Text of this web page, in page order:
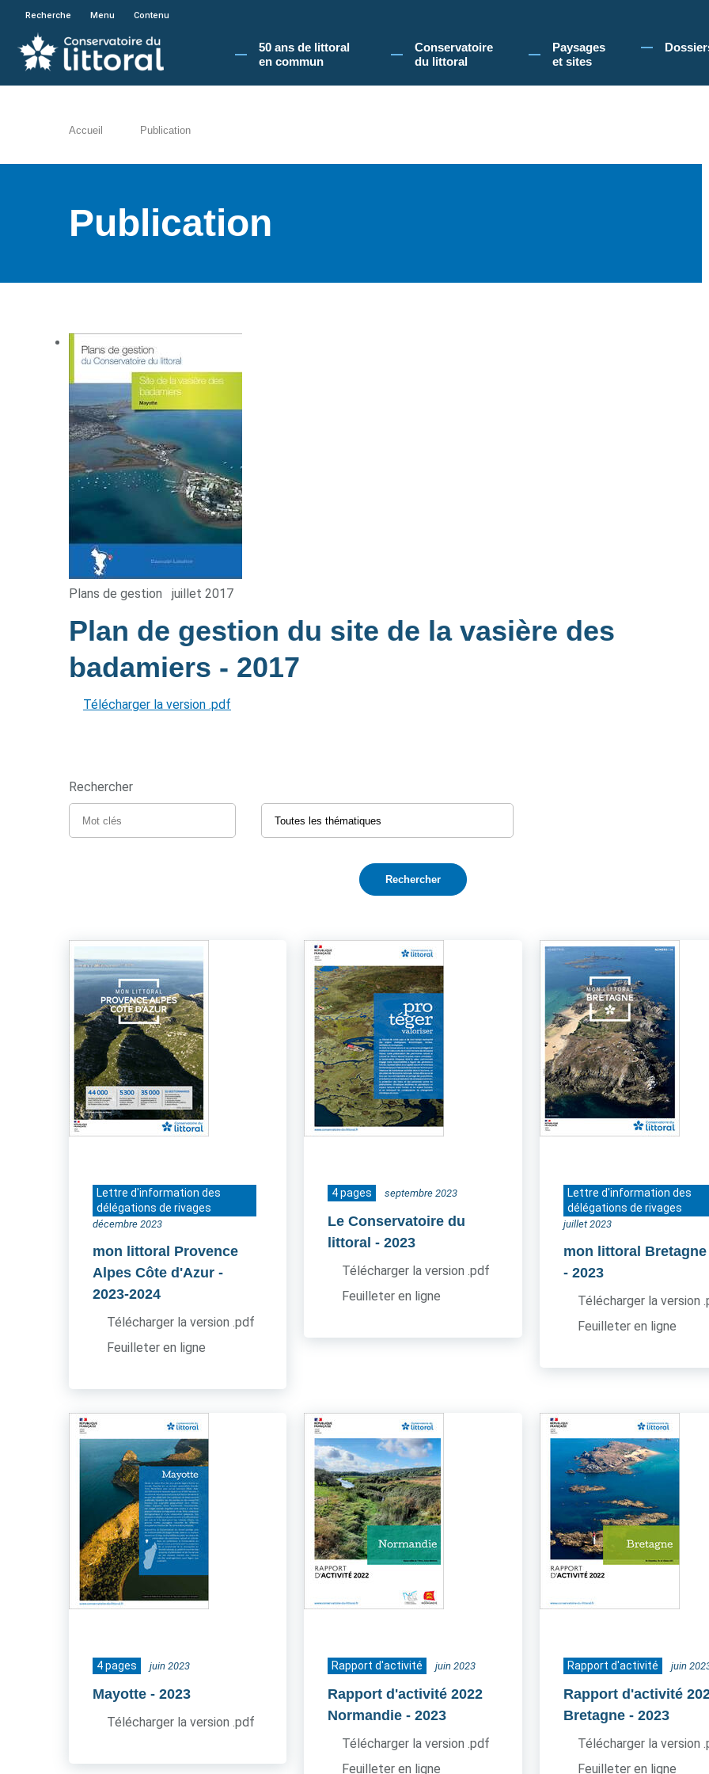
En poursuivant votre navigation sur le site du Conservatoire du littoral, vous acceptez l'utilisation de cookies pour vous
Recherche Menu Contenu
50 ans de littoral
en commun​
Conservatoire
du littoral
Paysages
et sites
Accueil Publication
Publication
Plans de gestion juillet 2017
Plan de gestion du site de la vasière des
badamiers - 2017
Télécharger la version .pdf
Rechercher
Lettre d'information des
délégations de rivages
décembre 2023
mon littoral Provence
Alpes Côte d'Azur -
2023-2024
Télécharger la version .pdf
Feuilleter en ligne
4 pages septembre 2023
Le Conservatoire du
littoral- 2023
Télécharger la version .pdf
Feuilleter en ligne
Lettre d'information des
délégations de rivages
juillet 2023
mon littoral Bretagne
- 2023
Télécharger la version
Feuilleter en ligne
4 pages juin 2023
Mayotte - 2023
Télécharger la version .pdf
Rapport d'activité juin 2023
Rapport d'activité 2022
Normandie - 2023
Télécharger la version .pdf
Feuilleter en ligne
Rapport d'activité juin
Rapport d'activité
Bretagne - 2023
Télécharger la version
Feuilleter en ligne